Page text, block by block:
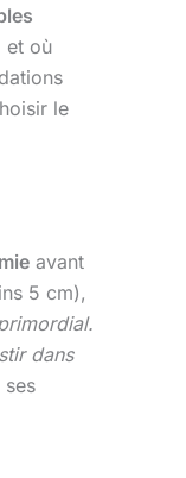
et où
le
avant
5 cm),
dans